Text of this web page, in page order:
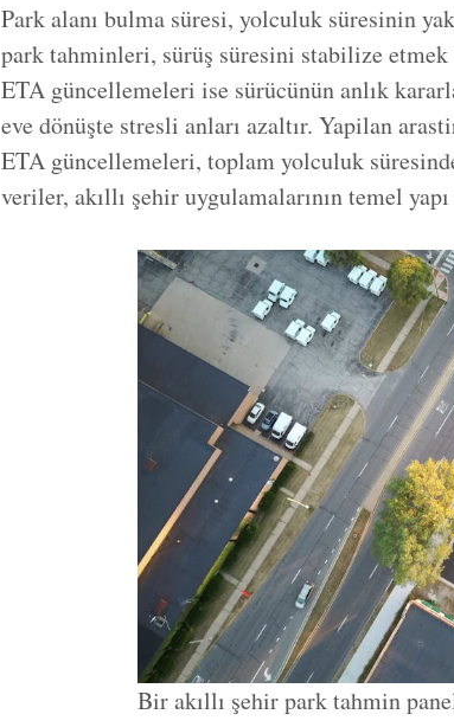
Park alanı bulma süresi, yolculuk süresinin
park tahminleri, sürüş süresini stabilize
ETA güncellemeleri ise sürücünün anlık
eve dönüşte stresli anları azaltır. Yapilan
ETA güncellemeleri, toplam yolculuk
veriler, akıllı şehir uygulamalarının temel
Bir akıllı şehir park tahmin